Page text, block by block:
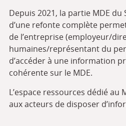
Depuis 2021, la partie MDE du
d’une refonte complète
de l’entreprise (employeur/
humaines/représentant du
d’accéder à une information
cohérente sur le MDE.
L’espace ressources dédié au
aux acteurs de disposer